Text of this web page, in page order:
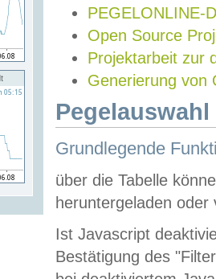
PEGELONLINE-
Open Source
Projektarbeit zur
Generierung von
Grundlegende
über die Tabelle
heruntergeladen oder
Ist Javascript
Bestätigung des